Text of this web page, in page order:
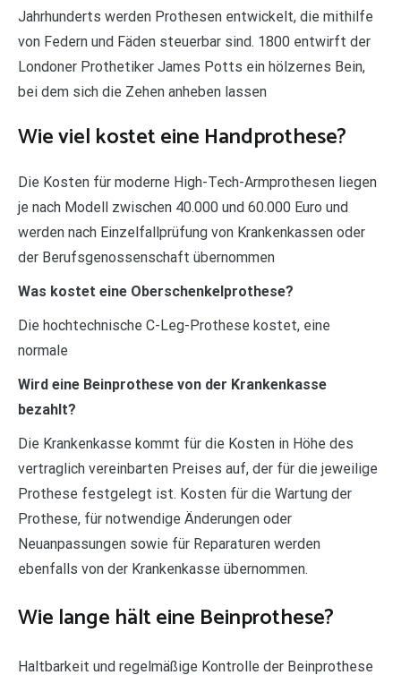
Jahrhunderts werden Prothesen entwickelt, die mithilfe
von Federn und Fäden steuerbar sind. 1800 entwirft der
Londoner Prothetiker James Potts ein hölzernes Bein,
bei dem sich die Zehen anheben lassen
Wie viel kostet eine Handprothese?
Die Kosten für moderne High-Tech-Armprothesen liegen
je nach Modell zwischen 40.000 und 60.000 Euro und
werden nach Einzelfallprüfung von Krankenkassen oder
der Berufsgenossenschaft übernommen
Was kostet eine Oberschenkelprothese?
Die hochtechnische C-Leg-Prothese kostet, eine
normale
Wird eine Beinprothese von der Krankenkasse
bezahlt?
Die Krankenkasse kommt für die Kosten in Höhe des
vertraglich vereinbarten Preises auf, der für die jeweilige
Prothese festgelegt ist. Kosten für die Wartung der
Prothese, für notwendige Änderungen oder
Neuanpassungen sowie für Reparaturen werden
ebenfalls von der Krankenkasse übernommen.
Wie lange hält eine Beinprothese?
Haltbarkeit und regelmäßige Kontrolle der Beinprothese